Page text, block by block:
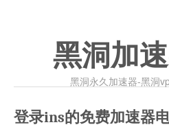
黑洞加
黑洞永久加速器-黑洞
登录ins的免费加速器